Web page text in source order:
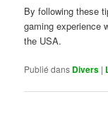
By following these
gaming experience
the USA.
Publié dans Divers |